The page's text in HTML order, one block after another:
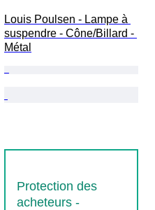
Louis Poulsen - Lampe à
suspendre - Cône/Billard -
Métal
Protection des
acheteurs -